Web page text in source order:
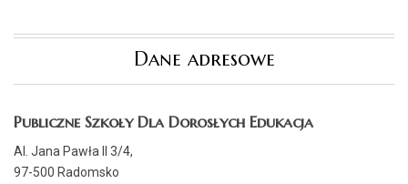
Dane adresowe
Publiczne Szkoły Dla Dorosłych Edukacja
Al. Jana Pawła II 3/4,
97-500 Radomsko